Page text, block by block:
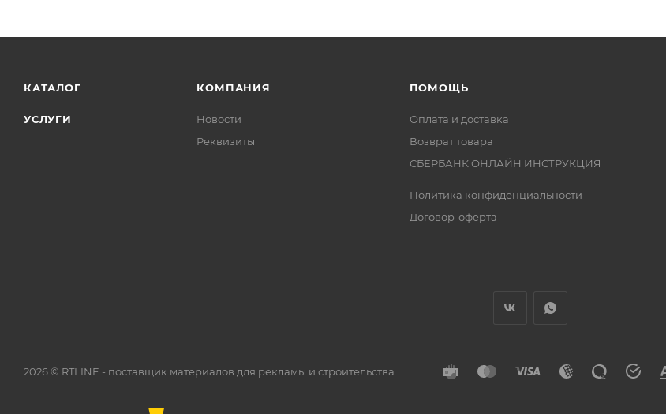
КАТАЛОГ
УСЛУГИ
КОМПАНИЯ
Новости
Реквизиты
ПОМОЩЬ
Оплата и доставка
Возврат товара
СБЕРБАНК ОНЛАЙН ИНСТРУКЦИЯ
Политика конфиденциальности
Договор-оферта
2026 © RTLINE - поставщик материалов для рекламы и строительства